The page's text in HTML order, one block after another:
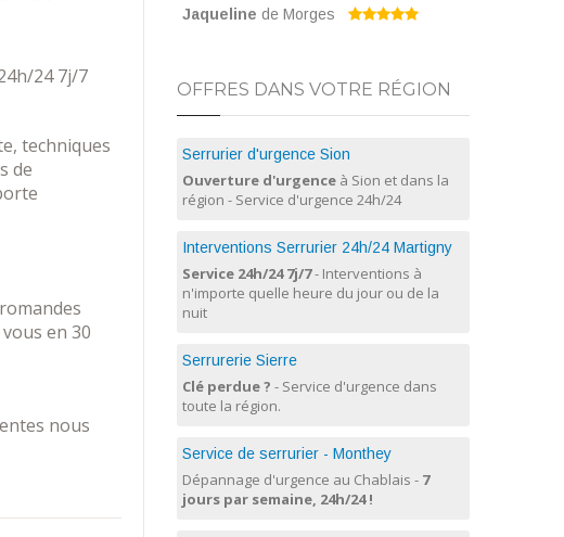
24 7j/7
techniques
de
en 30
nous
Jaqueline de Morges
OFFRES DANS VOTRE RÉGION
Serrurier d'urgence Sion
Ouverture d'urgence à Sion et dans la
région - Service d'urgence 24h/24
Interventions Serrurier 24h/24 Martigny
Service 24h/24 7j/7- Interventions à
n'importe quelle heure du jour ou de la
nuit
Serrurerie Sierre
Clé perdue ? - Service d'urgence dans
toute la région.
Service de serrurier - Monthey
Dépannage d'urgence au Chablais - 7
jours par semaine, 24h/24 !